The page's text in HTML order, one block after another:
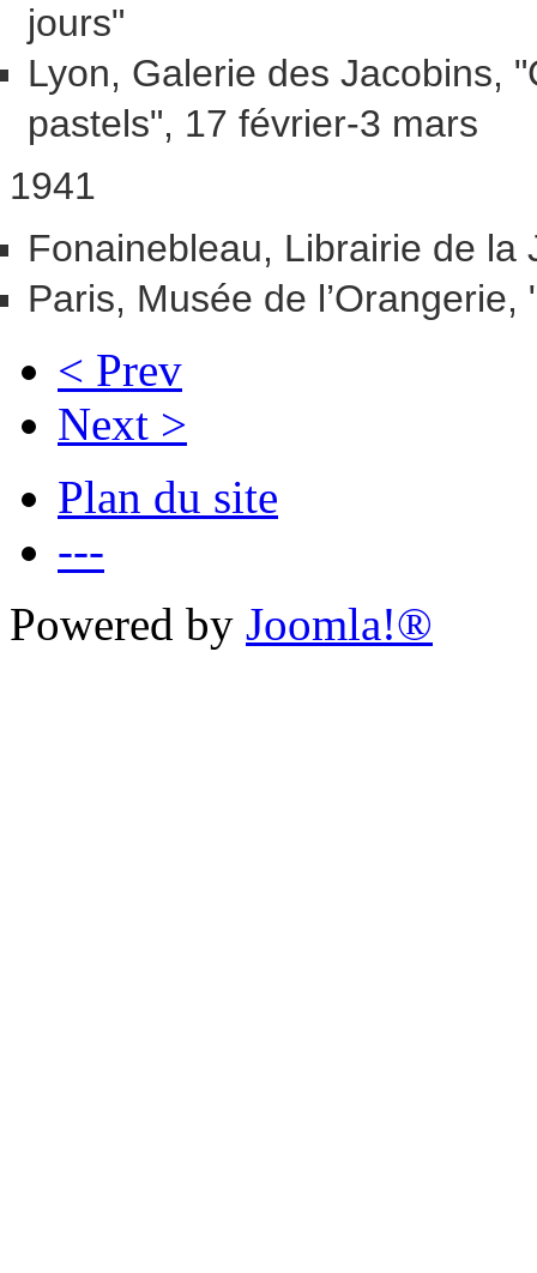
jours"
Lyon, Galerie des Jacobins,
pastels", 17 février-3 mars
1941
Fonainebleau, Librairie de la
Paris, Musée de
< Prev
Next >
Plan du site
---
Powered by Joomla!®